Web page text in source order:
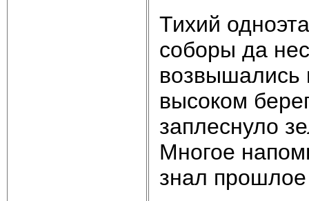
Тихий
соборы да
возвышались
высоком
заплеснуло
Многое
знал прошлое